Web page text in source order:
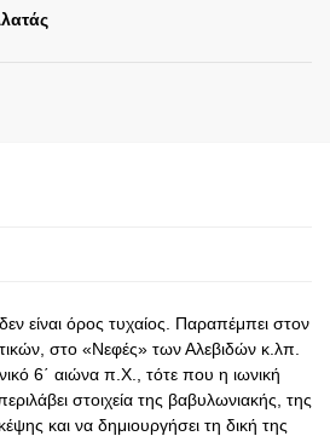
είναι όρος τυχαίος. Παραπέμπει στον
στο «Νεφές» των Αλεβιδών κ.λπ.
6΄ αιώνα π.Χ., τότε που η ιωνική
στοιχεία της βαβυλωνιακής, της
και να δημιουργήσει τη δική της